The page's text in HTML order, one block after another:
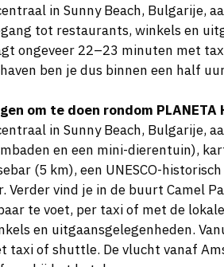
in Sunny Beach, Bulgarije,
tot restaurants, winkels en
ongeveer 22–23 minuten met
ben je dus binnen een half
om te doen rondom PLANETA
in Sunny Beach, Bulgarije,
en een mini-dierentuin),
(5 km), een UNESCO-
Verder vind je in de buurt Camel
te voet, per taxi of met de
en uitgaansgelegenheden.
taxi of shuttle. De vlucht vanaf